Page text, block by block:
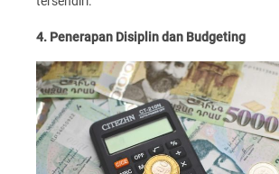
4. Penerapan Disiplin dan Budgeting